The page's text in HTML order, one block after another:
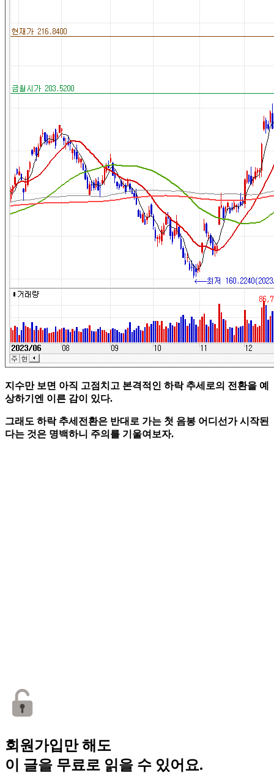
지수만 보면 아직 고점치고 본격적인 하락 추세로의 전환을 예
상하기엔 이른 감이 있다.
그래도 하락 추세전환은 반대로 가는 첫 음봉 어디선가 시작된
다는 것은 명백하니 주의를 기울여보자.
회원가입만 해도
이 글을 무료로 읽을 수 있어요.